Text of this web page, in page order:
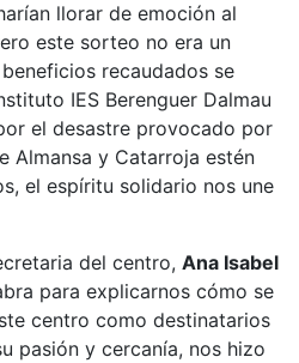
llorar de emoción al
este sorteo no era un
recaudados se
IES Berenguer Dalmau
el desastre provocado por
Almansa y Catarroja estén
el espíritu solidario nos une
del centro, Ana Isabel
para explicarnos cómo se
centro como destinatarios
pasión y cercanía, nos hizo